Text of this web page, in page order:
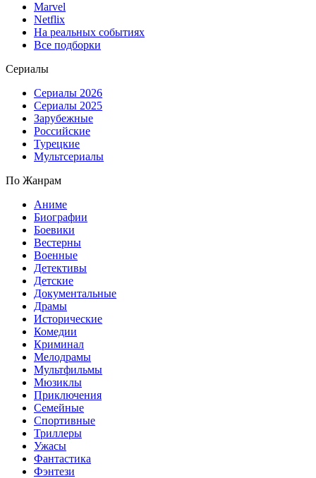
Marvel
Netflix
На реальных событиях
Все подборки
Сериалы
Сериалы 2026
Сериалы 2025
Зарубежные
Российские
Турецкие
Мультсериалы
По Жанрам
Аниме
Биографии
Боевики
Вестерны
Военные
Детективы
Детские
Документальные
Драмы
Исторические
Комедии
Криминал
Мелодрамы
Мультфильмы
Мюзиклы
Приключения
Семейные
Спортивные
Триллеры
Ужасы
Фантастика
Фэнтези